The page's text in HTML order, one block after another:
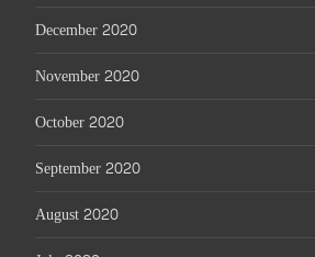
December 2020
November 2020
October 2020
September 2020
August 2020